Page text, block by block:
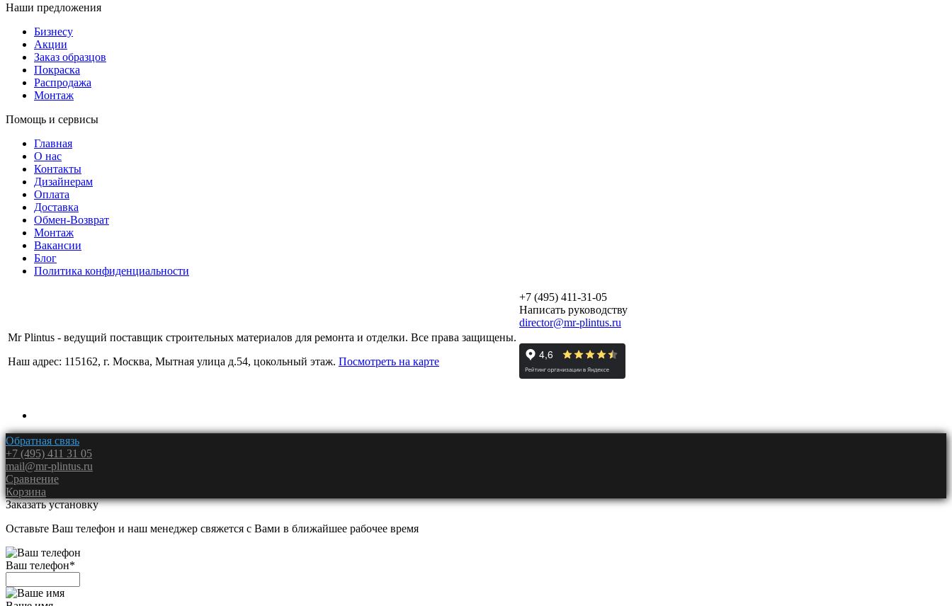
Наши предложения
Бизнесу
Акции
Заказ образцов
Покраска
Распродажа
Монтаж
Помощь и сервисы
Главная
О нас
Контакты
Дизайнерам
Оплата
Доставка
Обмен-Возврат
Монтаж
Вакансии
Блог
Политика конфиденциальности
Mr Plintus - ведущий поставщик строительных материалов для ремонта и отделки. Все права защищены.
Наш адрес: 115162, г. Москва, Мытная улица д.54, цокольный этаж. Посмотреть на карте
+7 (495) 411-31-05
Написать руководству
director@mr-plintus.ru
Обратная связь
+7 (495) 411 31 05
mail@mr-plintus.ru
Сравнение
Корзина
Заказать установку
Оставьте Ваш телефон и наш менеджер свяжется с Вами в ближайшее рабочее время
Ваш телефон*